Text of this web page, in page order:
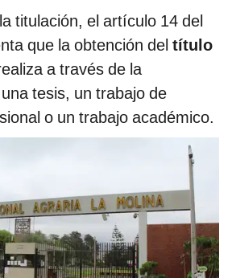
titulación, el artículo 14 del
que la obtención del título
a través de la
tesis, un trabajo de
o un trabajo académico.